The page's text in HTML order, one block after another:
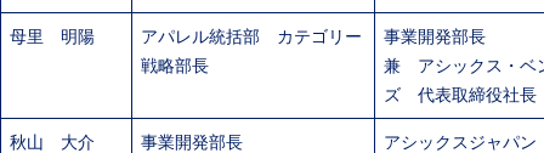
母里 明陽
アパレル統括部 カテゴリー
戦略部長
事業開発部長
兼 アシックス・ベ
ズ 代表取締役社長
秋山 大介
事業開発部長
アシックスジャパ